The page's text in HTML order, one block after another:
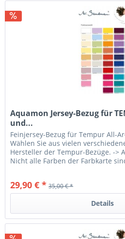
Aquamon Jersey-Bezug für
und...
Feinjersey-Bezug für Tempur All-
Wählen Sie aus vielen
Hersteller der Tempur-Bezüge. ->
Nicht alle Farben der Farbkarte
29,90 € * 35,00 € *
Details